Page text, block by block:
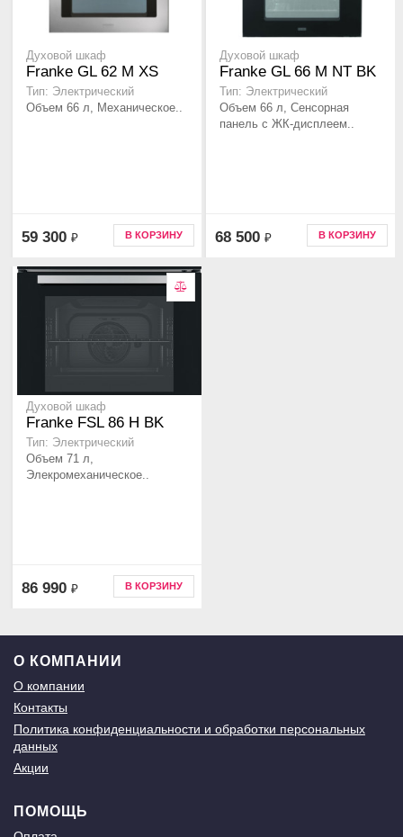
Духовой шкаф
Franke GL 62 M XS
Тип: Электрический
Объем 66 л, Механическое..
59 300 ₽ В КОРЗИНУ
Духовой шкаф
Franke GL 66 M NT BK
Тип: Электрический
Объем 66 л, Сенсорная
панель с ЖК-дисплеем..
68 500 ₽ В КОРЗИНУ
Духовой шкаф
Franke FSL 86 H BK
Тип: Электрический
Объем 71 л,
Элекромеханическое..
86 990 ₽ В КОРЗИНУ
О КОМПАНИИ
О компании
Контакты
Политика конфиденциальности и обработки персональных
данных
Акции
ПОМОЩЬ